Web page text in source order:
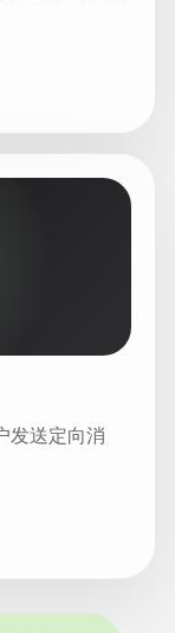
发送定向消